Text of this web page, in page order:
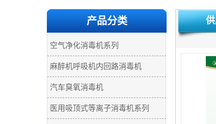
产品分类
空气净化消毒机系列
麻醉机呼吸机内回路消毒机
汽车臭氧消毒机
医用吸顶式等离子消毒机系列